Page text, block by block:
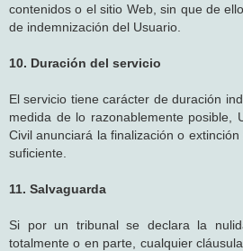
contenidos o el sitio Web, sin que de
de indemnización del Usuario.
10. Duración del servicio
El servicio tiene carácter de duración
medida de lo razonablemente posible,
Civil anunciará la finalización o
suficiente.
11. Salvaguarda
Si por un tribunal se declara la
totalmente o en parte, cualquier